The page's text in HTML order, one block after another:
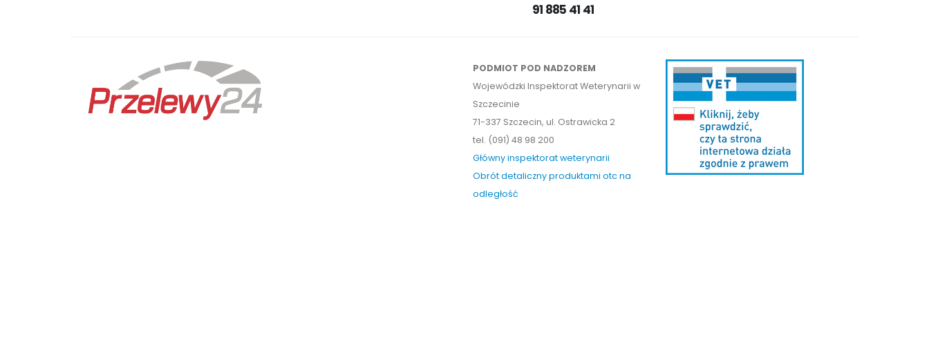
91 885 41 41
PODMIOT POD NADZOREM
Wojewódzki Inspektorat Weterynarii w
Szczecinie
71-337 Szczecin, ul. Ostrawicka 2
tel. (091) 48 98 200
Główny inspektorat weterynarii
Obrót detaliczny produktami otc na
odległość